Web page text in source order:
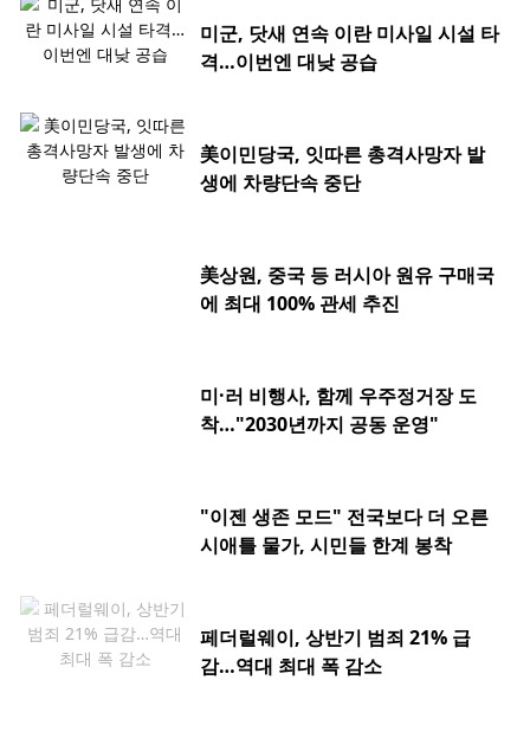
미군, 닷새 연속 이란 미사일 시설 타
격…이번엔 대낮 공습
美이민당국, 잇따른 총격사망자 발
생에 차량단속 중단
美상원, 중국 등 러시아 원유 구매국
에 최대 100% 관세 추진
미·러 비행사, 함께 우주정거장 도
착…"2030년까지 공동 운영"
"이젠 생존 모드" 전국보다 더 오른
시애틀 물가, 시민들 한계 봉착
페더럴웨이, 상반기 범죄 21% 급
감…역대 최대 폭 감소